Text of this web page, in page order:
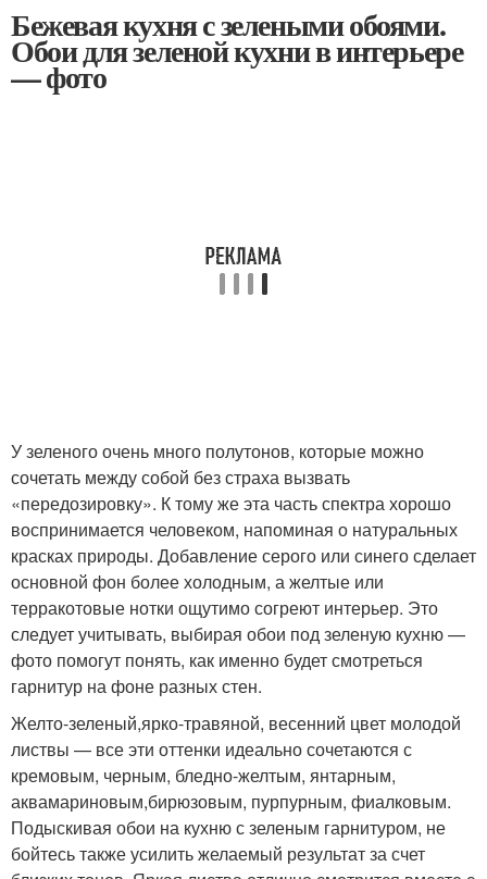
Бежевая кухня с зелеными обоями.
Обои для зеленой кухни в интерьере
— фото
У зеленого очень много полутонов, которые можно
сочетать между собой без страха вызвать
«передозировку». К тому же эта часть спектра хорошо
воспринимается человеком, напоминая о натуральных
красках природы. Добавление серого или синего сделает
основной фон более холодным, а желтые или
терракотовые нотки ощутимо согреют интерьер. Это
следует учитывать, выбирая обои под зеленую кухню —
фото помогут понять, как именно будет смотреться
гарнитур на фоне разных стен.
Желто-зеленый,ярко-травяной, весенний цвет молодой
листвы — все эти оттенки идеально сочетаются с
кремовым, черным, бледно-желтым, янтарным,
аквамариновым,бирюзовым, пурпурным, фиалковым.
Подыскивая обои на кухню с зеленым гарнитуром, не
бойтесь также усилить желаемый результат за счет